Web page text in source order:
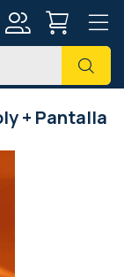
+ Pantalla